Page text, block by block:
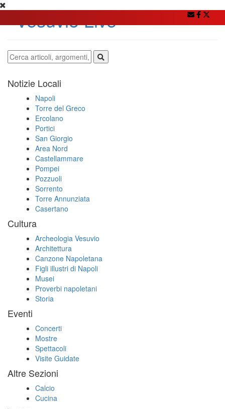
Notizie Locali
Napoli
Torre del Greco
Ercolano
Portici
San Giorgio
Area Nord
Castellammare
Pompei
Pozzuoli
Sorrento
Torre Annunziata
Casertano
Cultura
Archeologia Vesuvio
Architettura
Canzone Napoletana
Figli illustri di Napoli
Musei
Proverbi napoletani
Storia
Eventi
Concerti
Mostre
Spettacoli
Visite Guidate
Altre Sezioni
Calcio
Cucina